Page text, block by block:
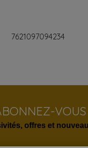
7621097094234
VOUS
offres et